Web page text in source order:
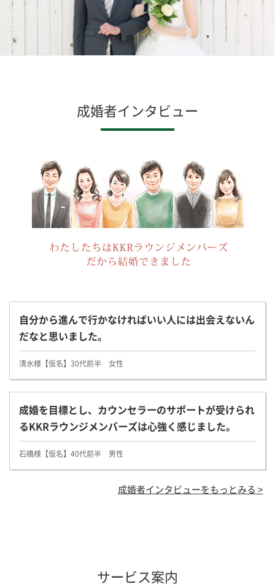
成婚者インタビュー
自分から進んで行かなければいい人には出会えないん
だなと思いました。
清水様【仮名】30代前半 女性
成婚を目標とし、カウンセラーのサポートが受けられ
るKKRラウンジメンバーズは心強く感じました。
石橋様【仮名】40代前半 男性
成婚者インタビューをもっとみる >
サービス案内